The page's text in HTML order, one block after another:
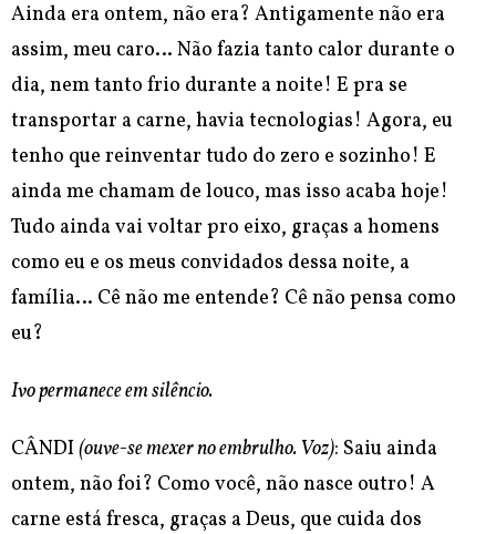
Ainda era ontem, não era? Antigamente não era
assim, meu caro… Não fazia tanto calor durante o
dia, nem tanto frio durante a noite! E pra se
transportar a carne, havia tecnologias! Agora, eu
tenho que reinventar tudo do zero e sozinho! E
ainda me chamam de louco, mas isso acaba hoje!
Tudo ainda vai voltar pro eixo, graças a homens
como eu e os meus convidados dessa noite, a
família… Cê não me entende? Cê não pensa como
eu?
Ivo permanece em silêncio.
CÂNDI (ouve-se mexer no embrulho. Voz): Saiu ainda
ontem, não foi? Como você, não nasce outro! A
carne está fresca, graças a Deus, que cuida dos